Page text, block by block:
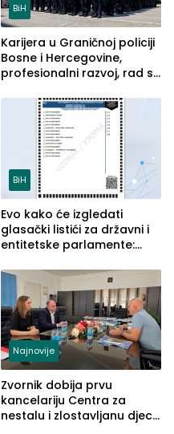
BiH
Karijera u Graničnoj policiji
Bosne i Hercegovine,
profesionalni razvoj, rad sa
služba građanima
BiH
Evo kako će izgledati
glasački listići za državni i
entitetske parlamente:
vidljive na njima
Najnovije
Zvornik dobija prvu
kancelariju Centra za
nestalu i zlostavljanu djecu